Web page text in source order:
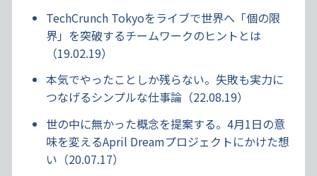
TechCrunch Tokyoをライブで世界へ「個の限
界」を突破するチームワークのヒントとは
（19.02.19）
本気でやったことしか残らない。失敗も実力に
つなげるシンプルな仕事論（22.08.19）
世の中に無かった概念を提案する。4月1日の意
味を変えるApril Dreamプロジェクトにかけた想
い（20.07.17）